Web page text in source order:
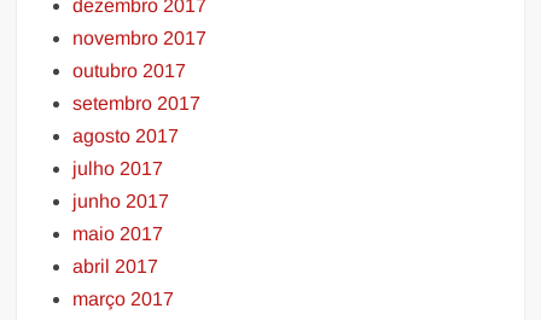
dezembro 2017
novembro 2017
outubro 2017
setembro 2017
agosto 2017
julho 2017
junho 2017
maio 2017
abril 2017
março 2017